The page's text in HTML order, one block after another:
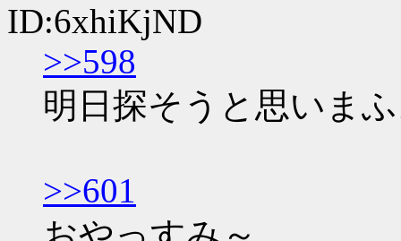
ID:6xhiKjND
>>598
明日探そうと思いま
>>601